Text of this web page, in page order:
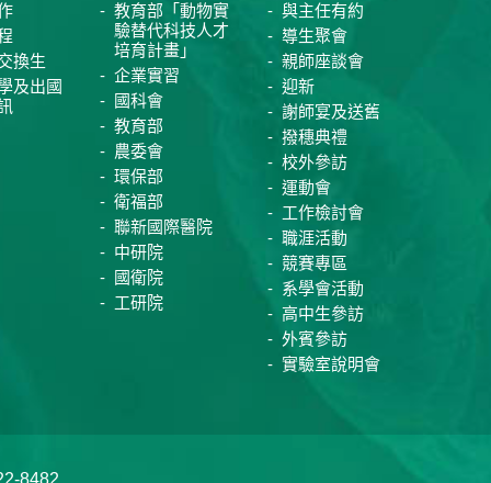
換生
及出國
教育部「動物實
驗替代科技人才
培育計畫」
企業實習
國科會
教育部
農委會
環保部
衛福部
聯新國際醫院
中研院
國衛院
工研院
與主任有約
導生聚會
親師座談會
迎新
謝師宴及送舊
撥穗典禮
校外參訪
運動會
工作檢討會
職涯活動
競賽專區
系學會活動
高中生參訪
外賓參訪
實驗室說明會
8482